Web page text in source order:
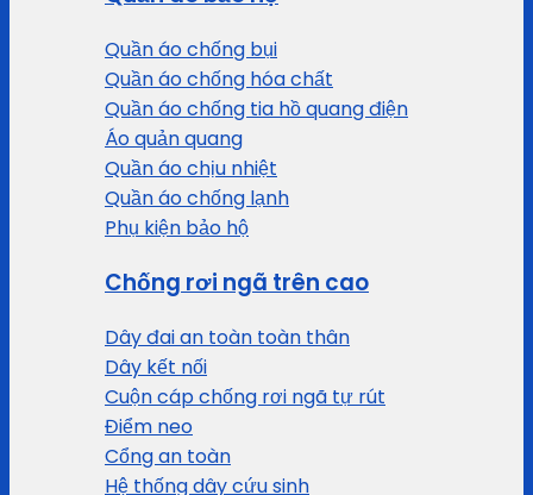
Quần áo chống bụi
Quần áo chống hóa chất
Quần áo chống tia hồ quang điện
Áo quản quang
Quần áo chịu nhiệt
Quần áo chống lạnh
Phụ kiện bảo hộ
Chống rơi ngã trên cao
Dây đai an toàn toàn thân
Dây kết nối
Cuộn cáp chống rơi ngã tự rút
Điểm neo
Cổng an toàn
Hệ thống dây cứu sinh